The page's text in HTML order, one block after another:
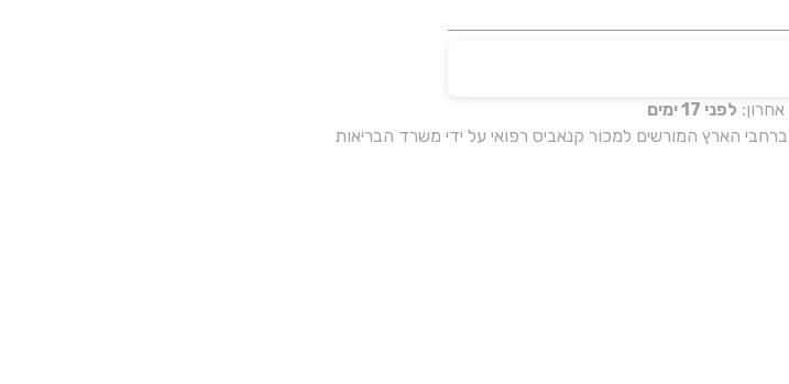
אחרון: לפני 17 ימים
הארץ המורשים למכור קנאביס רפואי על ידי משרד הבריאות